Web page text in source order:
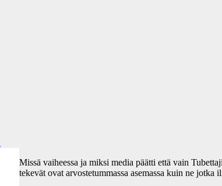
Missä vaiheessa ja miksi media päätti että vain
tekevät ovat arvostetummassa asemassa kuin ne